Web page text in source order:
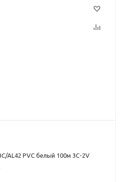
AL42 PVC белый 100м 3C-2V